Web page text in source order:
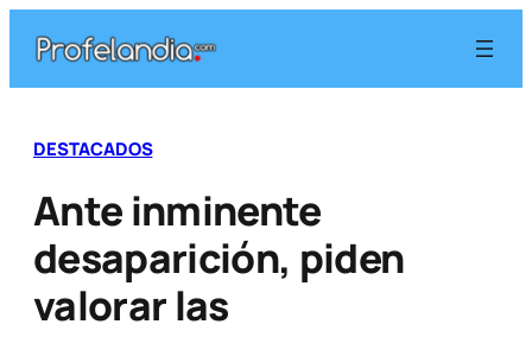
contenido
DESTACADOS
Ante inminente
desaparición, piden
valorar las